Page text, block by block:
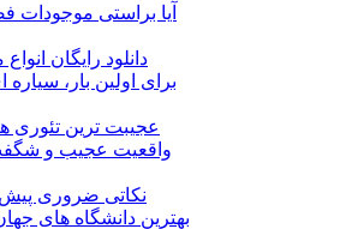
آیا براستی موجودات
دانلود رایگان
برای اولین بار،
عجیبت ترین تئوری
نکاتی ضروری
بهترین دانشگاه های